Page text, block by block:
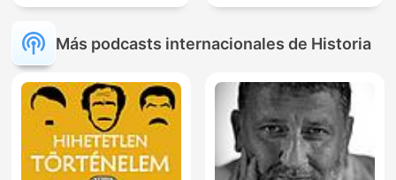
Más podcasts internacionales de Historia